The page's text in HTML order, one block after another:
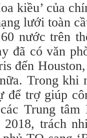
kiều’ của
lưới toàn
nước trên
đã có văn
đến
Trong khi
để trợ giúp
Trung
2018, trách